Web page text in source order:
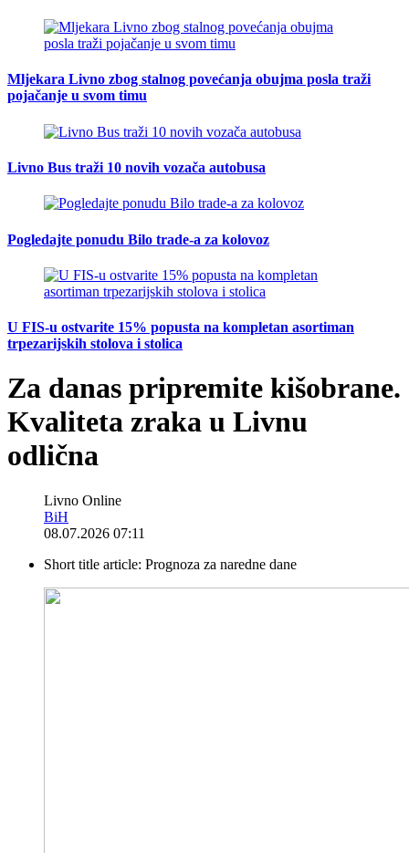
Mljekara Livno zbog stalnog povećanja obujma posla traži
pojačanje u svom timu
Livno Bus traži 10 novih vozača autobusa
Pogledajte ponudu Bilo trade-a za kolovoz
U FIS-u ostvarite 15% popusta na kompletan asortiman
trpezarijskih stolova i stolica
Za danas pripremite kišobrane.
Kvaliteta zraka u Livnu
odlična
Livno Online
BiH
08.07.2026 07:11
Short title article: Prognoza za naredne dane